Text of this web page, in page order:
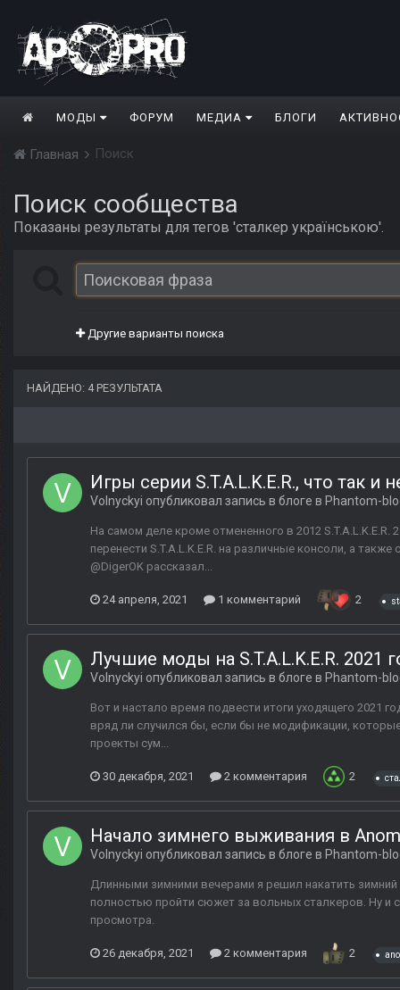
МОДЫ ФОРУМ МЕДИА БЛОГИ
Главная Поиск
Поиск сообщества
Показаны результаты для тегов 'сталкер українською'.
Другие варианты поиска
НАЙДЕНО: 4 РЕЗУЛЬТАТА
Игры серии S.T.A.L.K.E.R., что так и
Volnyckyi опубликовал запись в блоге в Phantom-
На самом деле кроме отмененного в 2012
перенести S.T.A.L.K.E.R. на различные консоли, а
@DigerOK рассказал...
24 апреля, 2021 1 комментарий 2
Лучшие моды на S.T.A.L.K.E.R. 2021
Volnyckyi опубликовал запись в блоге в Phantom-
Вот и настало время подвести итоги уходящего 2021
вряд ли случился бы, если бы не модификации,
проекты сум...
30 декабря, 2021 2 комментария 2
Начало зимнего выживания в
Volnyckyi опубликовал запись в блоге в Phantom-
Длинными зимними вечерами я решил накатить
полностью пройти сюжет за вольных сталкеров. Ну и
просмотра.
26 декабря, 2021 2 комментария 2